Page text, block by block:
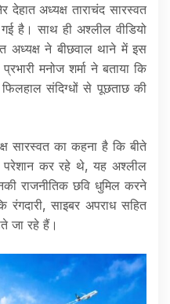
देहात अध्यक्ष ताराचंद सारस्वत
है। साथ ही अश्लील वीडियो
अध्यक्ष ने बीछवाल थाने में इस
मनोज शर्मा ने बताया कि
संदिग्धों से पूछताछ की
सारस्वत का कहना है कि बीते
कर रहे थे, यह अश्लील
राजनीतिक छवि धुमिल करने
साइबर अपराध सहित
जा रहे हैं।